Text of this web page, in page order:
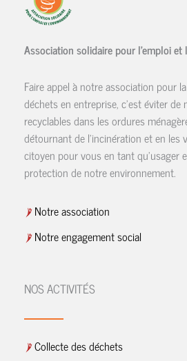
Association solidaire pour l'emploi et
Faire appel à notre association pour
déchets en entreprise, c'est éviter de
recyclables dans les ordures
détournant de l’incinération et en les
citoyen pour vous en tant qu'usager
protection de notre environnement.
Notre association
Notre engagement social
NOS ACTIVITÉS
Collecte des déchets